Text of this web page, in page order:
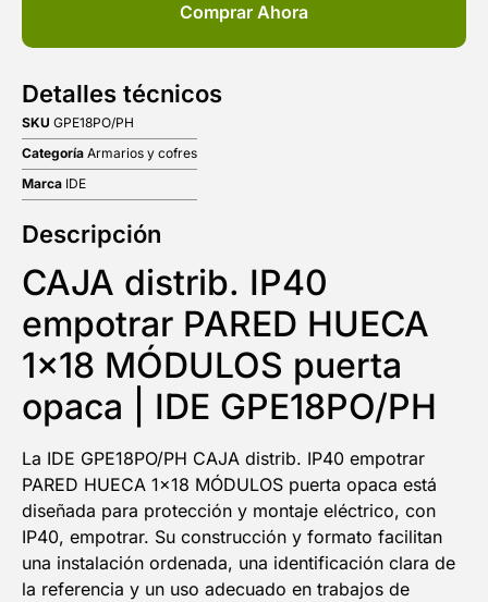
Comprar Ahora
Detalles técnicos
SKU GPE18PO/PH
Categoría Armarios y cofres
Marca IDE
Descripción
CAJA distrib. IP40
empotrar PARED HUECA
1×18 MÓDULOS puerta
opaca | IDE GPE18PO/PH
La IDE GPE18PO/PH CAJA distrib. IP40 empotrar
PARED HUECA 1×18 MÓDULOS puerta opaca está
diseñada para protección y montaje eléctrico, con
IP40, empotrar. Su construcción y formato facilitan
una instalación ordenada, una identificación clara de
la referencia y un uso adecuado en trabajos de